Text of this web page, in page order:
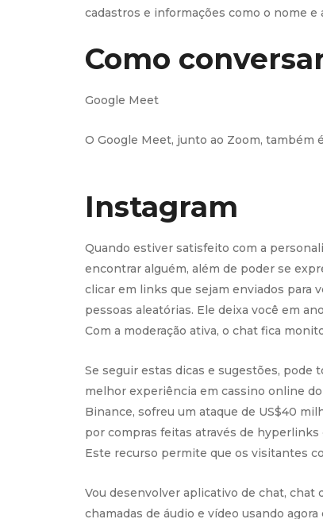
cadastros e informações como o nome e
Como
Google Meet
O Google Meet, junto ao Zoom, também
Instagram
Quando estiver satisfeito com a
encontrar alguém, além de poder se
clicar em links que sejam enviados para
pessoas aleatórias. Ele deixa você em
Com a moderação ativa, o chat fica
Se seguir estas dicas e sugestões, pode
melhor experiência em cassino online
Binance, sofreu um ataque de US$40
por compras feitas através de
Este recurso permite que os visitantes
Vou desenvolver aplicativo de chat,
chamadas de áudio e vídeo usando